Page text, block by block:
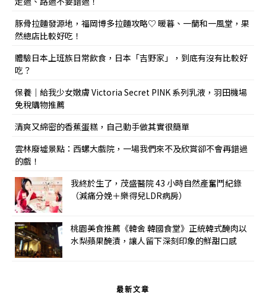
豚骨拉麵發源地，福岡博多拉麵攻略♡ 暖暮、一蘭和一風堂，果
然總店比較好吃！
體驗日本上班族日常飲食，日本「吉野家」，到底有沒有比較好
吃？
保養｜給我少女嫩膚 Victoria Secret PINK 系列乳液，羽田機場
免稅購物推薦
清爽又綿密的香蕉蛋糕，自己動手做其實很簡單
雲林廢墟景點：西螺大戲院，一場我們來不及欣賞卻不會再錯過
的戲！
我終於生了，茂盛醫院 43 小時自然產奮鬥紀錄
（減痛分娩＋樂得兒LDR病房）
桃園美食推薦《韓舍 韓國食堂》正統韓式醃肉以
水梨蘋果醃漬，讓人留下深刻印象的鮮甜口感
最新文章